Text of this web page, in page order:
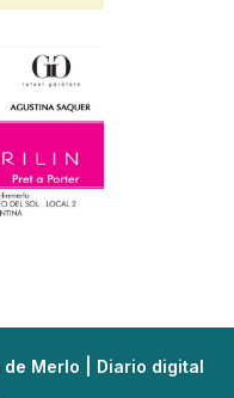
Merlo | Diario digital